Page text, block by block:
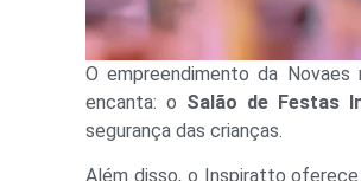
O empreendimento da
encanta: o Salão de Festas
segurança das crianças.
Além disso, o Inspiratto oferece